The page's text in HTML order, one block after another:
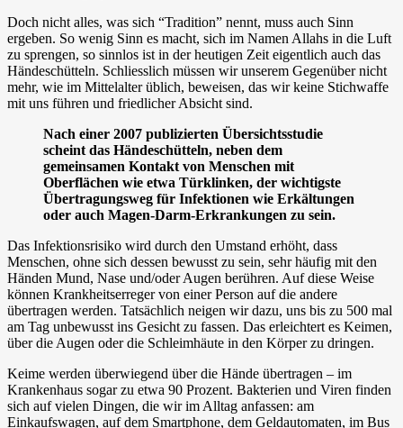
Doch nicht alles, was sich “Tradition” nennt, muss auch Sinn
ergeben. So wenig Sinn es macht, sich im Namen Allahs in die Luft
zu sprengen, so sinnlos ist in der heutigen Zeit eigentlich auch das
Händeschütteln. Schliesslich müssen wir unserem Gegenüber nicht
mehr, wie im Mittelalter üblich, beweisen, das wir keine Stichwaffe
mit uns führen und friedlicher Absicht sind.
Nach einer 2007 publizierten Übersichtsstudie
scheint das Händeschütteln, neben dem
gemeinsamen Kontakt von Menschen mit
Oberflächen wie etwa Türklinken, der wichtigste
Übertragungsweg für Infektionen wie Erkältungen
oder auch Magen-Darm-Erkrankungen zu sein.
Das Infektionsrisiko wird durch den Umstand erhöht, dass
Menschen, ohne sich dessen bewusst zu sein, sehr häufig mit den
Händen Mund, Nase und/oder Augen berühren. Auf diese Weise
können Krankheitserreger von einer Person auf die andere
übertragen werden. Tatsächlich neigen wir dazu, uns bis zu 500 mal
am Tag unbewusst ins Gesicht zu fassen. Das erleichtert es Keimen,
über die Augen oder die Schleimhäute in den Körper zu dringen.
Keime werden überwiegend über die Hände übertragen – im
Krankenhaus sogarzu etwa 90 Prozent. Bakterien und Viren finden
sich auf vielen Dingen, die wir im Alltag anfassen: am
Einkaufswagen, auf dem Smartphone, dem Geldautomaten, im Bus